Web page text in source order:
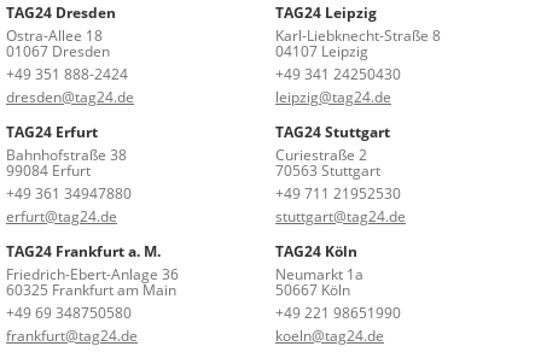
TAG24 Dresden
Ostra-Allee 18
01067 Dresden
+49 351 888-2424
dresden@tag24.de
TAG24 Leipzig
Karl-Liebknecht-Straße 8
04107 Leipzig
+49 341 24250430
leipzig@tag24.de
TAG24 Erfurt
Bahnhofstraße 38
99084 Erfurt
+49 361 34947880
erfurt@tag24.de
TAG24 Stuttgart
Curiestraße 2
70563 Stuttgart
+49 711 21952530
stuttgart@tag24.de
TAG24 Frankfurt a. M.
Friedrich-Ebert-Anlage 36
60325 Frankfurt am Main
+49 69 348750580
frankfurt@tag24.de
TAG24 Köln
Neumarkt 1a
50667 Köln
+49 221 98651990
koeln@tag24.de